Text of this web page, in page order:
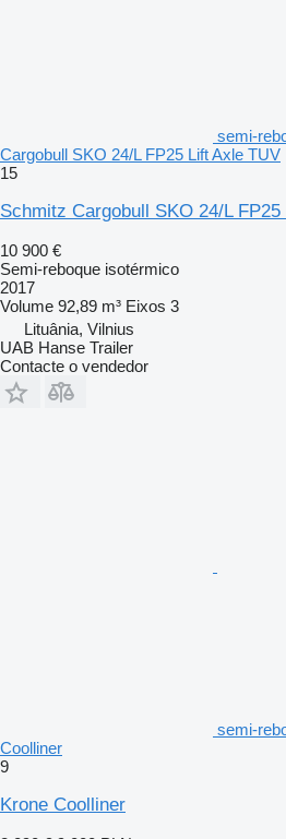
semi-
Cargobull SKO 24/L FP25 Lift Axle TUV
15
Schmitz Cargobull SKO 24/L
10 900 €
Semi-reboque isotérmico
2017
Volume 92,89 m³ Eixos 3
Lituânia, Vilnius
UAB Hanse Trailer
Contacte o vendedor
semi-
Coolliner
9
Krone Coolliner